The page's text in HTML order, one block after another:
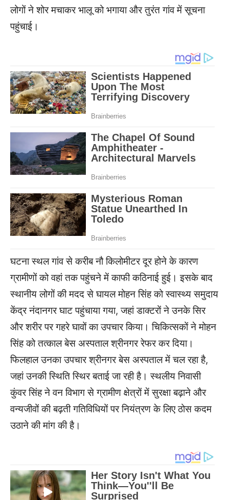
लोगों ने शोर मचाकर भालू को भगाया और तुरंत गांव में सूचना
पहुंचाई।
घटना स्थल गांव से करीब नौ किलोमीटर दूर होने के कारण
ग्रामीणों को वहां तक पहुंचने में काफी कठिनाई हुई। इसके बाद
स्थानीय लोगों की मदद से घायल मोहन सिंह को स्वास्थ्य समुदाय
केंद्र नंदानगर घाट पहुंचाया गया, जहां डाक्टरों ने उनके सिर
और शरीर पर गहरे घावों का उपचार किया। चिकित्सकों ने मोहन
सिंह को तत्काल बेस अस्पताल श्रीनगर रेफर कर दिया।
फिलहाल उनका उपचार श्रीनगर बेस अस्पताल में चल रहा है,
जहां उनकी स्थिति स्थिर बताई जा रही है। स्थलीय निवासी
कुंवर सिंह ने वन विभाग से ग्रामीण क्षेत्रों में सुरक्षा बढ़ाने और
वन्यजीवों की बढ़ती गतिविधियों पर नियंत्रण के लिए ठोस कदम
उठाने की मांग की है।